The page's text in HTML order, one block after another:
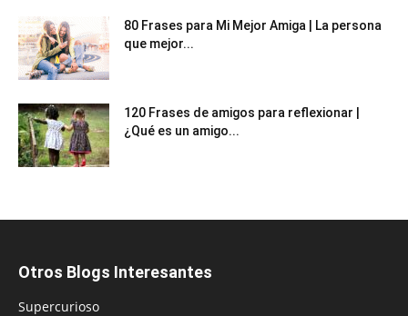
80 Frases para Mi Mejor Amiga | La persona
que mejor...
120 Frases de amigos para reflexionar |
¿Qué es un amigo...
Otros Blogs Interesantes
Supercurioso